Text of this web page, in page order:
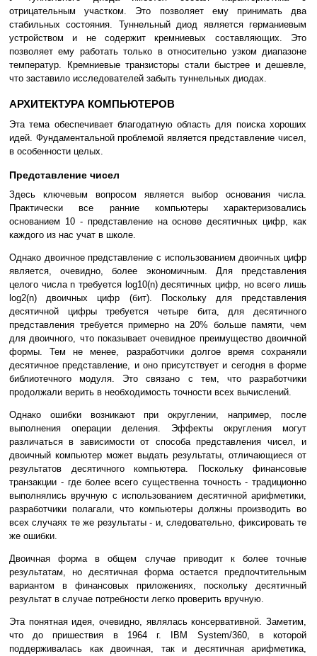
отрицательным участком. Это позволяет ему принимать два
стабильных состояния. Туннельный диод является германиевым
устройством и не содержит кремниевых составляющих. Это
позволяет ему работать только в относительно узком диапазоне
температур. Кремниевые транзисторы стали быстрее и дешевле,
что заставило исследователей забыть туннельных диодах.
АРХИТЕКТУРА КОМПЬЮТЕРОВ
Эта тема обеспечивает благодатную область для поиска хороших
идей. Фундаментальной проблемой является представление чисел,
в особенности целых.
Представление чисел
Здесь ключевым вопросом является выбор основания числа.
Практически все ранние компьютеры характеризовались
основанием 10 - представление на основе десятичных цифр, как
каждого из нас учат в школе.
Однако двоичное представление с использованием двоичных цифр
является, очевидно, более экономичным. Для представления
целого числа n требуется log10(n) десятичных цифр, но всего лишь
log2(n) двоичных цифр (бит). Поскольку для представления
десятичной цифры требуется четыре бита, для десятичного
представления требуется примерно на 20% больше памяти, чем
для двоичного, что показывает очевидное преимущество двоичной
формы. Тем не менее, разработчики долгое время сохраняли
десятичное представление, и оно присутствует и сегодня в форме
библиотечного модуля. Это связано с тем, что разработчики
продолжали верить в необходимость точности всех вычислений.
Однако ошибки возникают при округлении, например, после
выполнения операции деления. Эффекты округления могут
различаться в зависимости от способа представления чисел, и
двоичный компьютер может выдать результаты, отличающиеся от
результатов десятичного компьютера. Поскольку финансовые
транзакции - где более всего существенна точность - традиционно
выполнялись вручную с использованием десятичной арифметики,
разработчики полагали, что компьютеры должны производить во
всех случаях те же результаты - и, следовательно, фиксировать те
же ошибки.
Двоичная форма в общем случае приводит к более точные
результатам, но десятичная форма остается предпочтительным
вариантом в финансовых приложениях, поскольку десятичный
результат в случае потребности легко проверить вручную.
Эта понятная идея, очевидно, являлась консервативной. Заметим,
что до пришествия в 1964 г. IBM System/360, в которой
поддерживалась как двоичная, так и десятичная арифметика,